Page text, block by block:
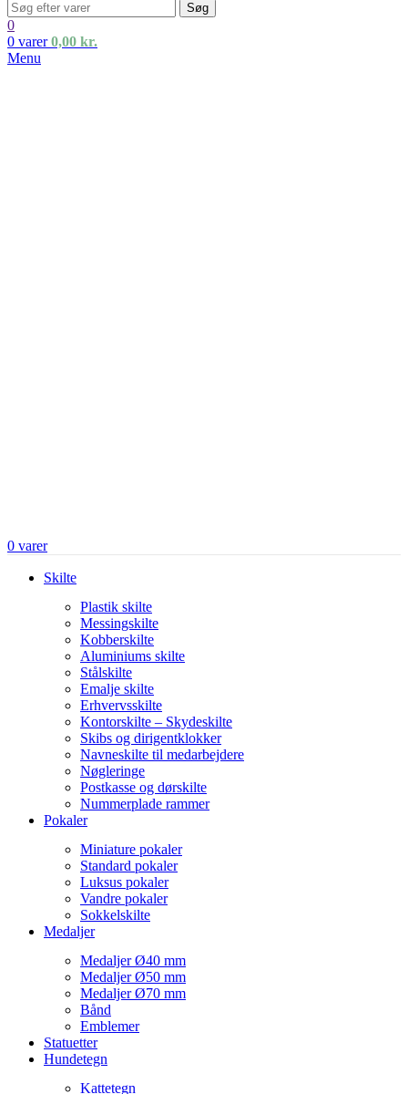
Søg
0
0 varer 0,00 kr.
Menu
0 varer
Skilte
Plastik skilte
Messingskilte
Kobberskilte
Aluminiums skilte
Stålskilte
Emalje skilte
Erhvervsskilte
Kontorskilte – Skydeskilte
Skibs og dirigentklokker
Navneskilte til medarbejdere
Nøgleringe
Postkasse og dørskilte
Nummerplade rammer
Pokaler
Miniature pokaler
Standard pokaler
Luksus pokaler
Vandre pokaler
Sokkelskilte
Medaljer
Medaljer Ø40 mm
Medaljer Ø50 mm
Medaljer Ø70 mm
Bånd
Emblemer
Statuetter
Hundetegn
Kattetegn